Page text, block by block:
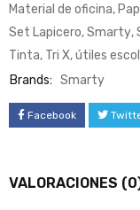
Material de oficina,
Set Lapicero,Smarty,
Tinta, Tri X,útiles
Brands: Smarty
Facebook
VALORACIONES